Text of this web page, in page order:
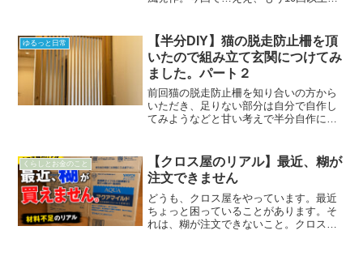
こんにちは。禮【1日目】いつもは右足、
でも今日は…「左足さ...
ゆるっと日常
【半分DIY】猫の脱走防止柵を頂
いたので組み立て玄関につけてみ
ました。パート２
前回猫の脱走防止柵を知り合いの方から
いただき、足りない部分は自分で自作し
てみようなどと甘い考えで半分自作にチ
に、、、、、でもなんとか完了致しまし
たので、私のように扉部分...
くらしとお金のこと
【クロス屋のリアル】最近、糊が
注文できません
どうも、クロス屋をやっています。最近
ちょっと困っていることがあります。そ
れは、糊が注文できないこと。クロス屋